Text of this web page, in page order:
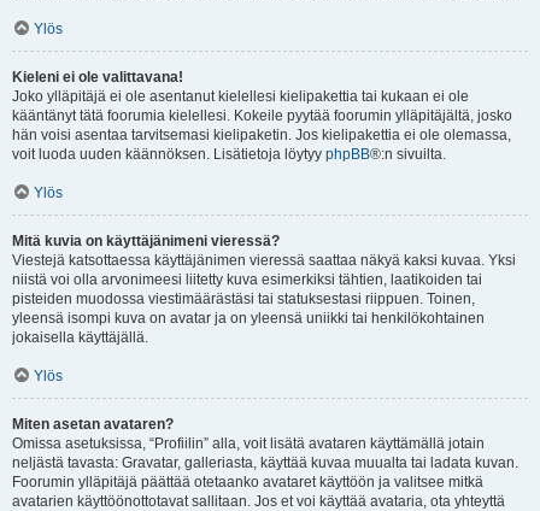
Ylös
Kieleni ei ole valittavana!
Joko ylläpitäjä ei ole asentanut kielellesi kielipakettia tai kukaan ei ole
kääntänyt tätä foorumia kielellesi. Kokeile pyytää foorumin ylläpitäjältä, josko
hän voisi asentaa tarvitsemasi kielipaketin. Jos kielipakettia ei ole olemassa,
voit luoda uuden käännöksen. Lisätietoja löytyy phpBB®:n sivuilta.
Ylös
Mitä kuvia on käyttäjänimeni vieressä?
Viestejä katsottaessa käyttäjänimen vieressä saattaa näkyä kaksi kuvaa. Yksi
niistä voi olla arvonimeesi liitetty kuva esimerkiksi tähtien, laatikoiden tai
pisteiden muodossa viestimäärästäsi tai statuksestasi riippuen. Toinen,
yleensä isompi kuva on avatar ja on yleensä uniikki tai henkilökohtainen
jokaisella käyttäjällä.
Ylös
Miten asetan avataren?
Omissa asetuksissa, “Profiilin” alla, voit lisätä avataren käyttämällä jotain
neljästä tavasta: Gravatar, galleriasta, käyttää kuvaa muualta tai ladata kuvan.
Foorumin ylläpitäjä päättää otetaanko avataret käyttöön ja valitsee mitkä
avatarien käyttöönottotavat sallitaan. Jos et voi käyttää avataria, ota yhteyttä